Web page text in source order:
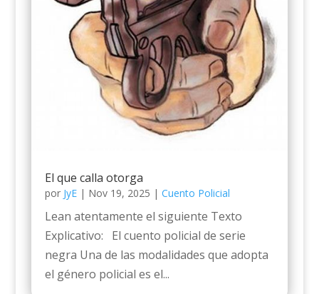
El que calla otorga
por JyE| Nov 19, 2025 | Cuento Policial
Lean atentamente el siguiente Texto
Explicativo: El cuento policial de serie
negra Una de las modalidades que adopta
el género policial es el...